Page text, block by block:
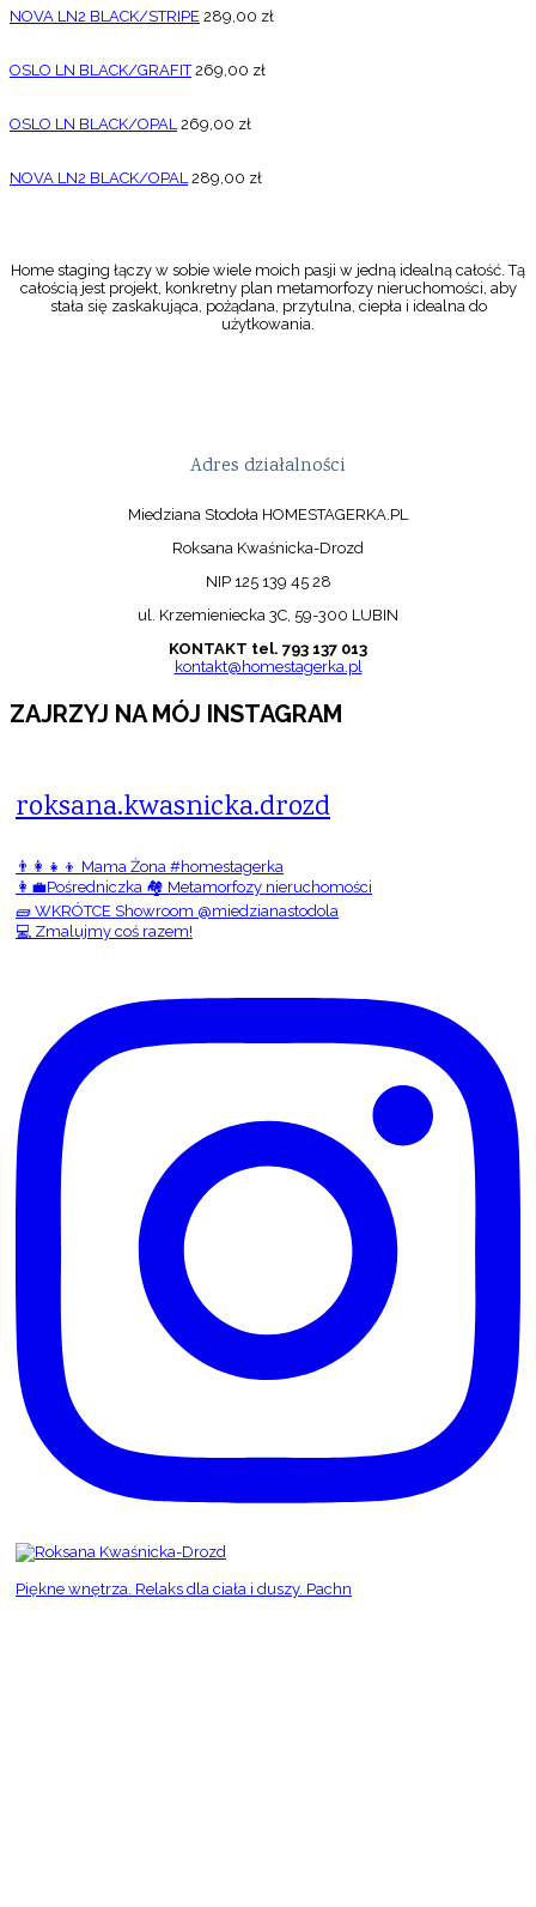
NOVA LN2 BLACK/STRIPE 289,00 zł
OSLO LN BLACK/GRAFIT 269,00 zł
OSLO LN BLACK/OPAL 269,00 zł
NOVA LN2 BLACK/OPAL 289,00 zł
Home staging łączy w sobie wiele moich pasji w jedną idealną całość. Tą
całością jest projekt, konkretny plan metamorfozy nieruchomości, aby
stała się zaskakująca, pożądana, przytulna, ciepła i idealna do
użytkowania.
Adres działalności
Miedziana Stodoła HOMESTAGERKA.PL
Roksana Kwaśnicka-Drozd
NIP 125 139 45 28
ul. Krzemieniecka 3C, 59-300 LUBIN
KONTAKT tel. 793 137 013
kontakt@homestagerka.pl
ZAJRZYJ NA MÓJ INSTAGRAM
roksana.kwasnicka.drozd
👨‍👩‍👧‍👦 Mama Żona #homestagerka
👩‍💼Pośredniczka 🏘️ Metamorfozy nieruchomości
🧱 WKRÓTCE Showroom @miedzianastodola
💻 Zmalujmy coś razem!
Piękne wnętrza. Relaks dla ciała i duszy. Pachn